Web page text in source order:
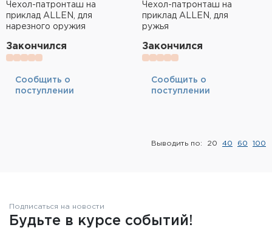
Чехол-патронташ на
приклад ALLEN, для
нарезного оружия
Закончился
Cообщить о
поступлении
Чехол-патронташ на
приклад ALLEN, для
ружья
Закончился
Cообщить о
поступлении
Выводить по: 20 40 60 100
Подписаться на новости
Будьте в курсе событий!